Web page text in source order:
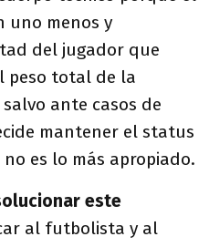
uno menos y
del jugador que
peso total de la
ante casos de
mantener el status
es lo más apropiado.
este
al futbolista y al